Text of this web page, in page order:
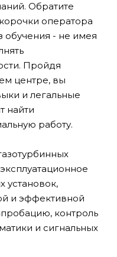
Обратите
оператора
обучения - не имея
Пройдя
центре, вы
и легальные
найти
работу.
установок,
и эффективной
контроль
и сигнальных